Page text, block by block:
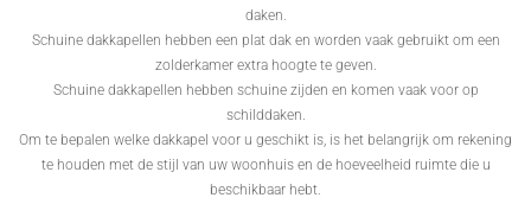
daken.
Schuine dakkapellen hebben een plat dak en worden vaak gebruikt om een
zolderkamer extra hoogte te geven.
Schuine dakkapellen hebben schuine zijden en komen vaak voor op
schilddaken.
Om te bepalen welke dakkapel voor u geschikt is, is het belangrijk om rekening
te houden met de stijl van uw woonhuis en de hoeveelheid ruimte die u
beschikbaar hebt.